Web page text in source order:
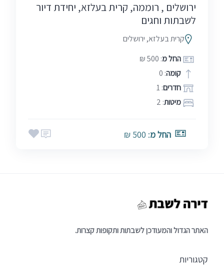
ירושלים , רוממה, קרית בעלזא, יחידת דיור
לשבתות וחגים
קרית בעלזא, ירושלים
החל מ: 500 ₪
קומה: 0
חדרים: 1
מיטות: 2
החל מ: 500 ₪
האתר הגדול והמעודכן לשבתות ותקופות קצרות.
קטגוריות